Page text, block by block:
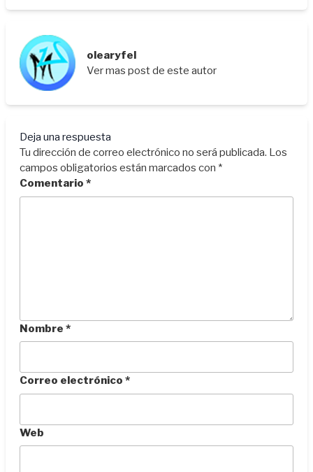
olearyfel
Ver mas post de este autor
Deja una respuesta
Tu dirección de correo electrónico no será publicada. Los
campos obligatorios están marcados con *
Comentario *
Nombre *
Correo electrónico *
Web